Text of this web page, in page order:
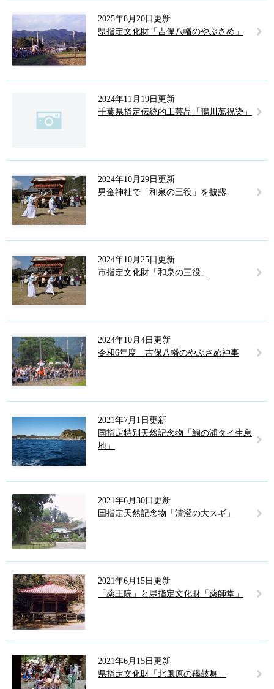
2025年8月20日更新
県指定文化財「吉保八幡のやぶさめ」
2024年11月19日更新
千葉県指定伝統的工芸品「鴨川萬祝染」
2024年10月29日更新
男金神社で「和泉の三役」を披露
2024年10月25日更新
市指定文化財「和泉の三役」
2024年10月4日更新
令和6年度 吉保八幡のやぶさめ神事
2021年7月1日更新
国指定特別天然記念物「鯛の浦タイ生息
地」
2021年6月30日更新
国指定天然記念物「清澄の大スギ」
2021年6月15日更新
「薬王院」と県指定文化財「薬師堂」
2021年6月15日更新
県指定文化財「北風原の羯鼓舞」